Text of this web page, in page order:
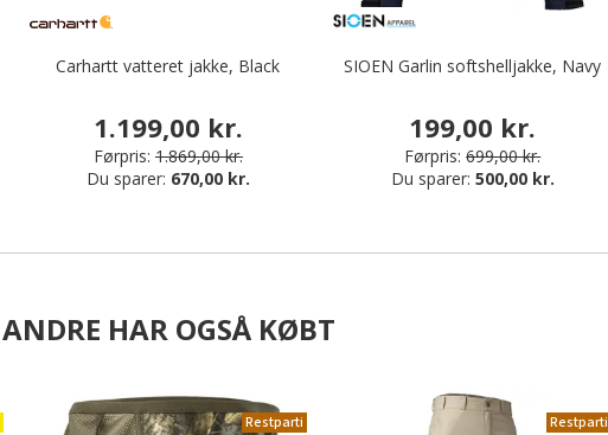
Carhartt vatteret jakke, Black
1.199,00 kr.
Førpris: 1.869,00 kr.
Du sparer: 670,00 kr.
SIOEN Garlin softshelljakke, Navy
199,00 kr.
Førpris: 699,00 kr.
Du sparer: 500,00 kr.
ANDRE HAR OGSÅ KØBT
Restparti
Restparti